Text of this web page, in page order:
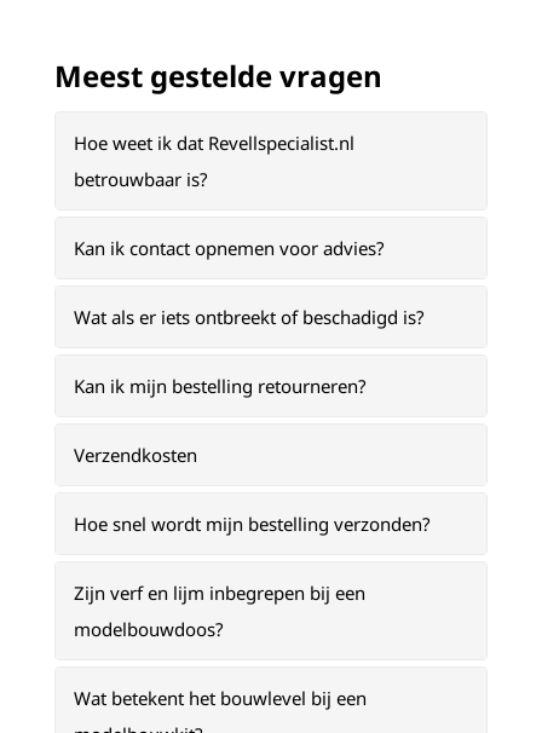
Meest gestelde vragen
Hoe weet ik dat Revellspecialist.nl
betrouwbaar is?
Kan ik contact opnemen voor advies?
Wat als er iets ontbreekt of beschadigd is?
Kan ik mijn bestelling retourneren?
Verzendkosten
Hoe snel wordt mijn bestelling verzonden?
Zijn verf en lijm inbegrepen bij een
modelbouwdoos?
Wat betekent het bouwlevel bij een